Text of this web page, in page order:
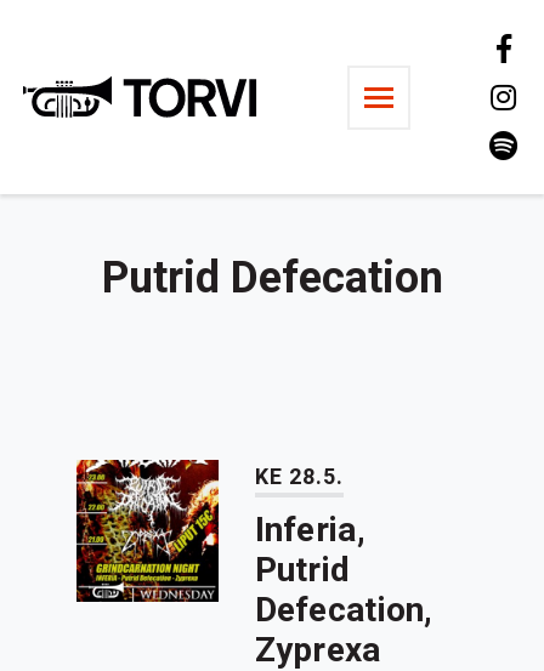
Ravintola Torvi
Putrid Defecation
KE 28.5.
Inferia,
Putrid
Defecation,
Zyprexa